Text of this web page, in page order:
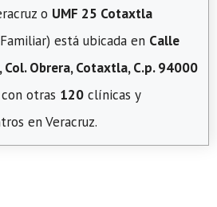
o UMF 25 Cotaxtla
está ubicada en Calle
Obrera, Cotaxtla, C.p. 94000
otras 120 clínicas y
en Veracruz.